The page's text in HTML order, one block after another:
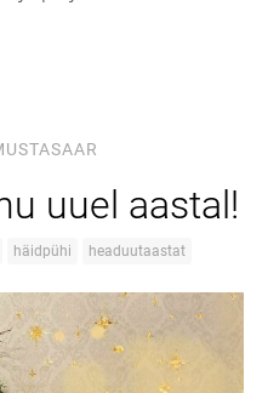
uuel aastal!
häidpühi headuutaastat